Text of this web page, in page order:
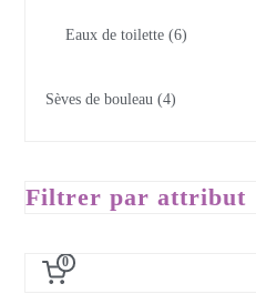
Eaux de toilette 6
Sèves de bouleau 4
Filtrer par attribut
0